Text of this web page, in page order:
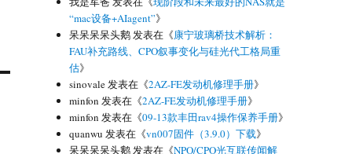
“mac设备+AIagent”》
呆呆呆呆头鹅发表在《康宁玻璃桥技术解析：
FAU补充路线、CPO叙事变化与硅光代工格局重
估》
sinovale发表在《2AZ-FE发动机修理手册》
minfon 发表在《2AZ-FE发动机修理手册》
minfon 发表在《09-13款丰田rav4操作保养手册》
quanwu 发表在《vn007固件（3.9.0）下载》
呆呆呆呆头鹅发表在《NPO/CPO光互联传闻解